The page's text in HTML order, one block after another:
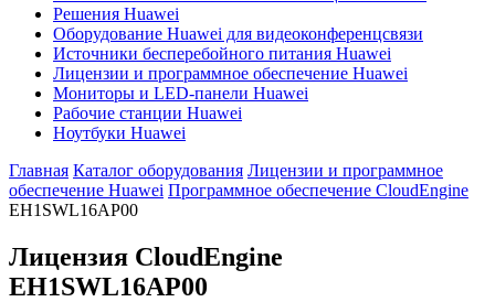
Решения Huawei
Оборудование Huawei для видеоконференцсвязи
Источники бесперебойного питания Huawei
Лицензии и программное обеспечение Huawei
Мониторы и LED-панели Huawei
Рабочие станции Huawei
Ноутбуки Huawei
Главная Каталог оборудования Лицензии и программное
обеспечение Huawei Программное обеспечение CloudEngine
EH1SWL16AP00
Лицензия CloudEngine
EH1SWL16AP00